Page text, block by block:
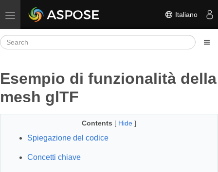
Toggle navigation Italiano
Esempio di funzionalità della
mesh glTF
Contents [ Hide ]
Spiegazione del codice
Concetti chiave